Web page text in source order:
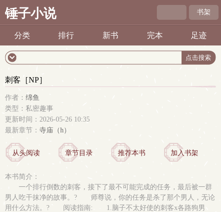
锤子小说 书架
分类 排行 新书 完本 足迹
刺客［NP］
作者： 绵鱼
类型：私密趣事
更新时间：2026-05-26 10:35
最新章节： 寺庙（h）
从头阅读 章节目录 推荐本书 加入书架
本书简介：
一个排行倒数的刺客，接下了最不可能完成的任务，最后被一群
男人吃干抹净的故事。? 师尊说，你的任务是杀了那个男人，无论
用什么方法。? 阅读指南: 1.脑子不太好使的刺客x各路狗男